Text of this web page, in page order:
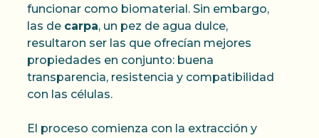
funcionar como biomaterial. Sin embargo,
las de carpa, un pez de agua dulce,
resultaron ser las que ofrecían mejores
propiedades en conjunto: buena
transparencia, resistencia y compatibilidad
con las células.
El proceso comienza con la extracción y